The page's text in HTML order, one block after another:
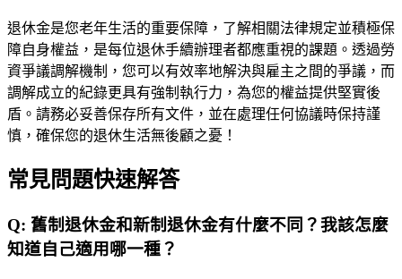
退休金是您老年生活的重要保障，了解相關法律規定並積極保
障自身權益，是每位退休手續辦理者都應重視的課題。透過勞
資爭議調解機制，您可以有效率地解決與雇主之間的爭議，而
調解成立的紀錄更具有強制執行力，為您的權益提供堅實後
盾。請務必妥善保存所有文件，並在處理任何協議時保持謹
慎，確保您的退休生活無後顧之憂！
常見問題快速解答
Q: 舊制退休金和新制退休金有什麼不同？我該怎麼
知道自己適用哪一種？